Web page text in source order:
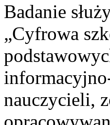
Badanie
„Cyfrowa
nauczycieli,